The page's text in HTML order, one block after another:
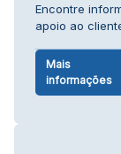
Encontre
apoio ao
Mais
informações